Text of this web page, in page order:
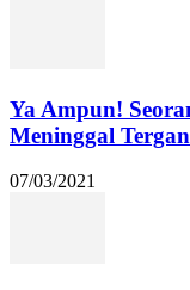
Ya Ampun!
Meninggal
07/03/2021